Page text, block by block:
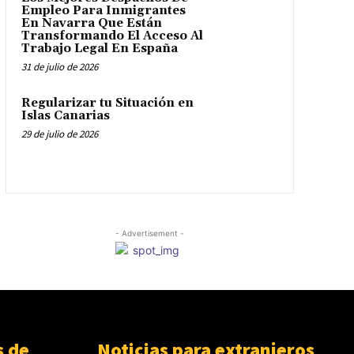
Empleo Para Inmigrantes
En Navarra Que Están
Transformando El Acceso Al
Trabajo Legal En España
31 de julio de 2026
Regularizar tu Situación en
Islas Canarias
29 de julio de 2026
- Advertisement -